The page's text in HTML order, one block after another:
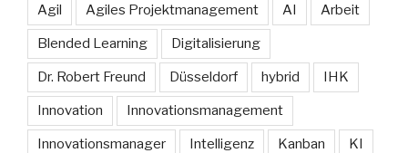
Agil Agiles Projektmanagement AI Arbeit
Blended Learning Digitalisierung
Dr. Robert Freund Düsseldorf hybrid IHK
Innovation Innovationsmanagement
Innovationsmanager Intelligenz Kanban KI